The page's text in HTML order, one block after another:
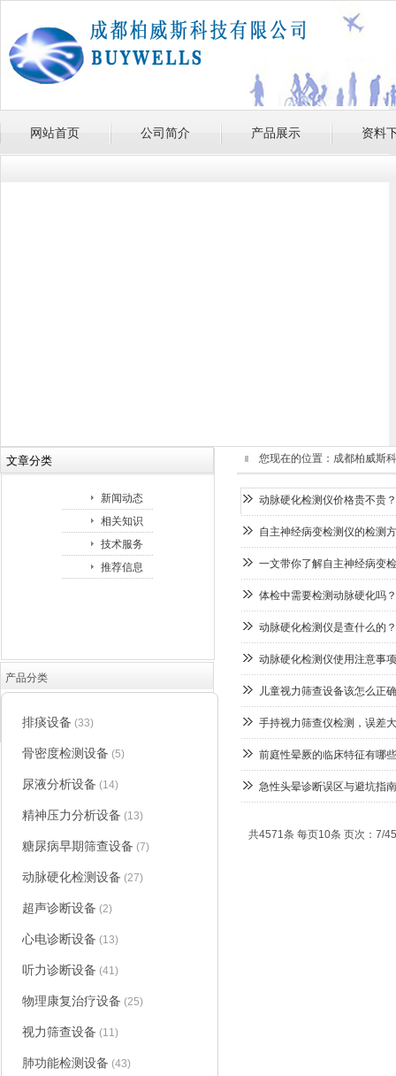
网站首页 公司简介 产品展示 资料
动脉硬化检测仪价格贵不贵？
自主神经病变检测仪的检测
一文带你了解自主神经病变
体检中需要检测动脉硬化吗
动脉硬化检测仪是查什么的
动脉硬化检测仪使用注意事
儿童视力筛查设备该怎么正
手持视力筛查仪检测，误差
前庭性晕厥的临床特征有哪
急性头晕诊断误区与避坑指南
共4571条 每页10条 页次：7/
产品分类
您现在的位置： 成都柏威斯
新闻动态
相关知识
技术服务
推荐信息
文章分类
排痰设备 (33)
骨密度检测设备 (5)
尿液分析设备 (14)
精神压力分析设备 (13)
糖尿病早期筛查设备 (7)
动脉硬化检测设备 (27)
超声诊断设备 (2)
心电诊断设备 (13)
听力诊断设备 (41)
物理康复治疗设备 (25)
视力筛查设备 (11)
肺功能检测设备 (43)